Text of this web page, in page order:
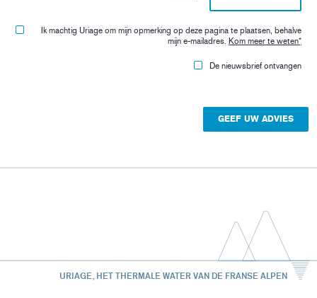
Ik machtig Uriage om mijn opmerking op deze pagina te plaatsen, behalve
mijn e-mailadres. Kom meer te weten*
De nieuwsbrief ontvangen
URIAGE, HET THERMALE WATER VAN DE FRANSE ALPEN